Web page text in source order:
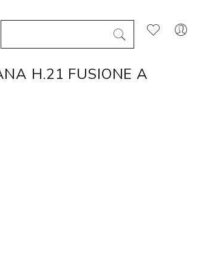
H.21 FUSIONE A